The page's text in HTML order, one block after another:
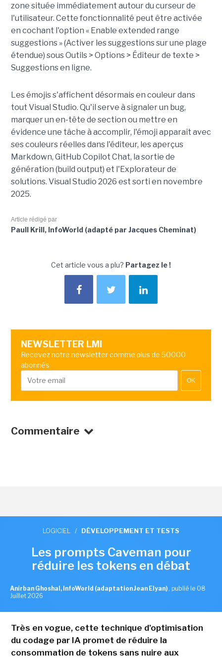
zone située immédiatement autour du curseur de
l'utilisateur. Cette fonctionnalité peut être activée
en cochant l'option « Enable extended range
suggestions » (Activer les suggestions sur une plage
étendue) sous Outils > Options > Éditeur de texte >
Suggestions en ligne.
Les émojis s'affichent désormais en couleur dans
tout Visual Studio. Qu'il serve à signaler un bug,
marquer un en-tête de section ou mettre en
évidence une tâche à accomplir, l'émoji apparaît avec
ses couleurs réelles dans l'éditeur, les aperçus
Markdown, GitHub Copilot Chat, la sortie de
génération (build output) et l'Explorateur de
solutions. Visual Studio 2026 est sorti en novembre
2025.
Article rédigé par
Paull Krill, InfoWorld (adapté par Jacques Cheminat)
Cet article vous a plu? Partagez le !
NEWSLETTER LMI
Recevez notre newsletter comme plus de 50000
abonnés
OK
Commentaire
LOGICIEL / DÉVELOPPEMENT ET TESTS
Les prompts Caveman pour
réduire les tokens en débat
Anirban Ghoshal, InfoWorld (adaptation Jean Elyan) , publié le 08
Juillet 2026
Très en vogue, cette technique d'optimisation
du codage par IA promet de réduire la
consommation de tokens sans nuire aux